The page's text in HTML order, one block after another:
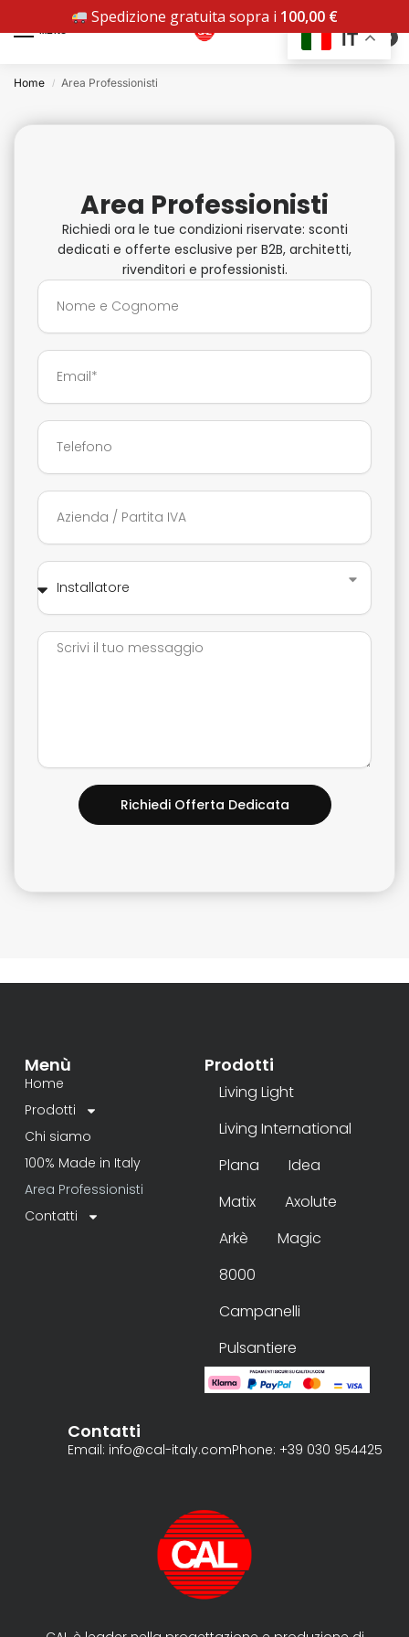
0
Home / Area Professionisti
Area Professionisti
Richiedi ora le tue condizioni riservate: sconti
dedicati e offerte esclusive per B2B, architetti,
rivenditori e professionisti.
Richiedi Offerta Dedicata
Menù
Home
Prodotti
Chi siamo
100% Made in Italy
Area Professionisti
Contatti
Prodotti
Living Light
Living International
Plana
Idea
Matix
Axolute
Arkè
Magic
8000
Campanelli
Pulsantiere
Contatti
Email: info@cal-italy.comPhone: +39 030 954425
IT
Spedizione gratuita sopra i 100,00 €